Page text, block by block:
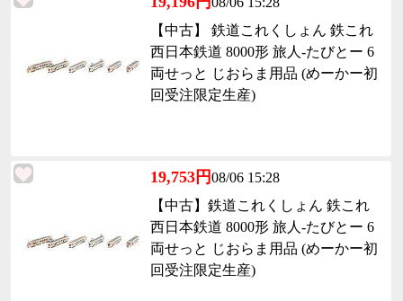
【中古】 鉄道これくしょん 鉄これ
西日本鉄道 8000形 旅人-たびとー 6
両せっと じおらま用品 (めーかー初
回受注限定生産)
19,753円08/06 15:28
【中古】鉄道これくしょん 鉄これ
西日本鉄道 8000形 旅人-たびとー 6
両せっと じおらま用品 (めーかー初
回受注限定生産)